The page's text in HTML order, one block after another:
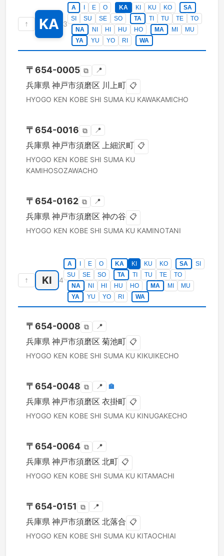
↑ KA 3
A E O KA KI KU KO
SA
SI
SU SE SO TA TI TU TE
TO
NA
NI HI HU HO MA MI
MU
YA
YU YO RI WA
〒654-0005 ⧉ 📍
兵庫県 神戸市須磨区 川上町 📋
HYOGO KEN KOBE SHI SUMA KU KAWAKAMICHO
〒654-0016 ⧉ 📍
兵庫県 神戸市須磨区 上細沢町 📋
HYOGO KEN KOBE SHI SUMA KU
KAMIHOSOZAWACHO
〒654-0162 ⧉ 📍
兵庫県 神戸市須磨区 神の谷 📋
HYOGO KEN KOBE SHI SUMA KU KAMINOTANI
↑ KI 4
A E O KA KI KU KO SA
SI
SU
SE SO TA TI TU TE
TO
NA
NI HI HU HO MA MI
MU
YA
YU YO RI WA
〒654-0008 ⧉ 📍
兵庫県 神戸市須磨区 菊池町 📋
HYOGO KEN KOBE SHI SUMA KU KIKUIKECHO
〒654-0048 ⧉ 📍 🏣
兵庫県 神戸市須磨区 衣掛町 📋
HYOGO KEN KOBE SHI SUMA KU KINUGAKECHO
〒654-0064 ⧉ 📍
兵庫県 神戸市須磨区 北町 📋
HYOGO KEN KOBE SHI SUMA KU KITAMACHI
〒654-0151 ⧉ 📍
兵庫県 神戸市須磨区 北落合 📋
HYOGO KEN KOBE SHI SUMA KU KITAOCHIAI